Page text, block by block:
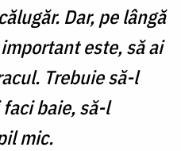
Dar, pe lângă
este, să ai
Trebuie să-l
baie, să-l
mic.